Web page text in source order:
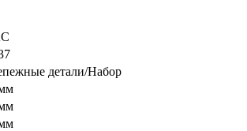
детали/Набор